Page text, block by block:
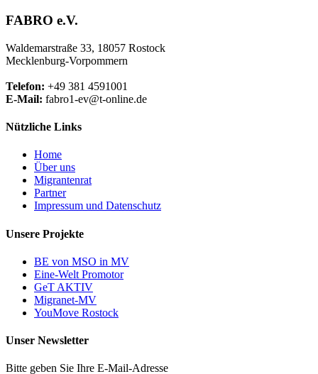
FABRO e.V.
Waldemarstraße 33, 18057 Rostock
Mecklenburg-Vorpommern
Telefon: +49 381 4591001
E-Mail: fabro1-ev@t-online.de
Nützliche Links
Home
Über uns
Migrantenrat
Partner
Impressum und Datenschutz
Unsere Projekte
BE von MSO in MV
Eine-Welt Promotor
GeT AKTIV
Migranet-MV
YouMove Rostock
Unser Newsletter
Bitte geben Sie Ihre E-Mail-Adresse